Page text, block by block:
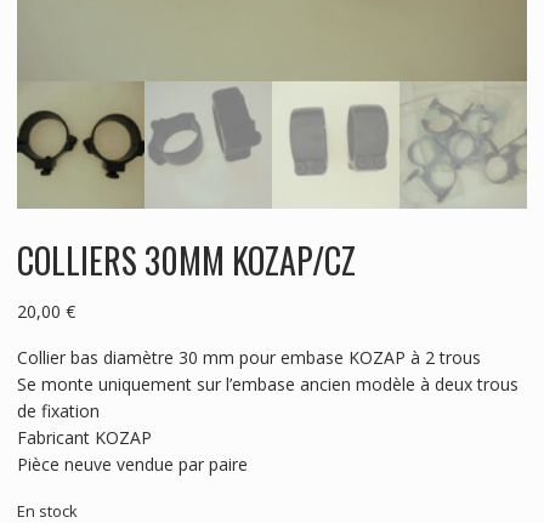
COLLIERS 30MM KOZAP/CZ
20,00 €
Collier bas diamètre 30 mm pour embase KOZAP à 2 trous
Se monte uniquement sur l’embase ancien modèle à deux trous
de fixation
Fabricant KOZAP
Pièce neuve vendue par paire
En stock